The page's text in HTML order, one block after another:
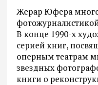
Жерар Юфера много
В конце 1990-х
серией книг,
оперным театрам
звездных
книги о